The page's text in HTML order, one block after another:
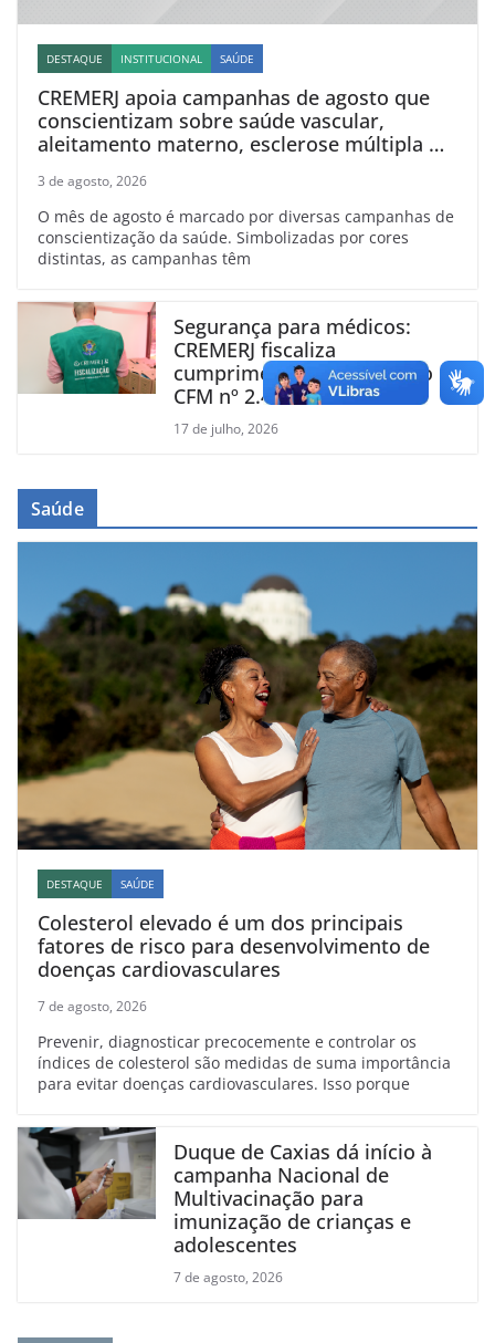
DESTAQUE INSTITUCIONAL SAÚDE
CREMERJ apoia campanhas de agosto que
conscientizam sobre saúde vascular,
aleitamento materno, esclerose múltipla e
3 de agosto, 2026
O mês de agosto é marcado por diversas campanhas de
conscientização da saúde. Simbolizadas por cores
distintas, as campanhas têm
Segurança para médicos:
CREMERJ fiscaliza
cumprimento da Resolução
CFM nº 2.444/2025
17 de julho, 2026
Saúde
DESTAQUE SAÚDE
Colesterol elevado é um dos principais
fatores de risco para desenvolvimento de
doenças cardiovasculares
7 de agosto, 2026
Prevenir, diagnosticar precocemente e controlar os
índices de colesterol são medidas de suma importância
para evitar doenças cardiovasculares. Isso porque
Duque de Caxias dá início à
campanha Nacional de
Multivacinação para
imunização de crianças e
adolescentes
7 de agosto, 2026